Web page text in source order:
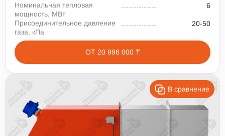
Номинальная тепловая
мощность, МВт
6
Присоединительное давление
газа, кПа
20-50
ОТ 20 996 000 ₸
В сравнение